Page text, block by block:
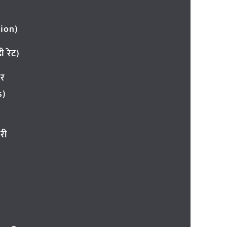
रेट)